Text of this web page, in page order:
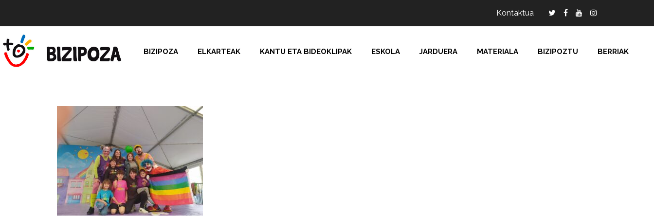
Kontaktua
BIZIPOZA ELKARTEAK KANTU ETA BIDEOKLIPAK ESKOLA JARDUERA MATERIALA BIZIPOZTU BERRIAK